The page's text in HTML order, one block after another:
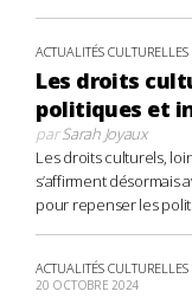
ACTUALITÉS CULTURELLES
Les droits
politiques et
parSarah Joyaux
Les droits culturels,
s’affirment désormais
pour repenser les
ACTUALITÉS CULTURELLES
20 OCTOBRE 2024